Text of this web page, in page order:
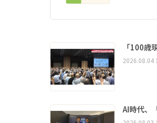
「100
2026.08.04
AI時代、